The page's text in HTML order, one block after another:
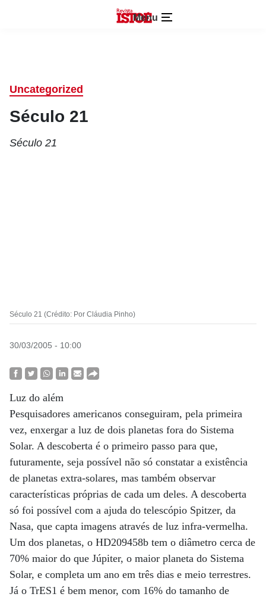
Menu
Uncategorized
Século 21
Século 21
Século 21 (Crédito: Por Cláudia Pinho)
30/03/2005 - 10:00
Luz do além
Pesquisadores americanos conseguiram, pela primeira
vez, enxergar a luz de dois planetas fora do Sistema
Solar. A descoberta é o primeiro passo para que,
futuramente, seja possível não só constatar a existência
de planetas extra-solares, mas também observar
características próprias de cada um deles. A descoberta
só foi possível com a ajuda do telescópio Spitzer, da
Nasa, que capta imagens através de luz infra-vermelha.
Um dos planetas, o HD209458b tem o diâmetro cerca de
70% maior do que Júpiter, o maior planeta do Sistema
Solar, e completa um ano em três dias e meio terrestres.
Já o TrES1 é bem menor, com 16% do tamanho de